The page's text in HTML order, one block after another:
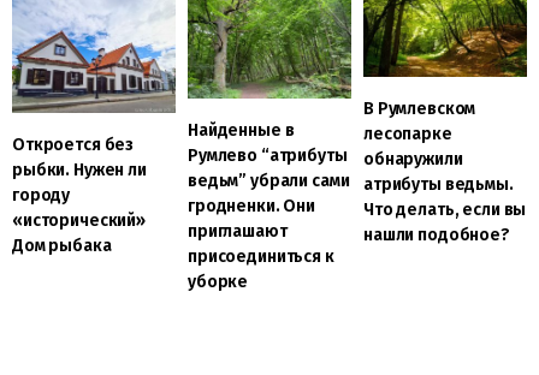
Откроется без
рыбки. Нужен ли
городу
«исторический»
Дом рыбака
Найденные в
Румлево “атрибуты
ведьм” убрали сами
гродненки. Они
приглашают
присоединиться к
уборке
В Румлевском
лесопарке
обнаружили
атрибуты ведьмы.
Что делать, если вы
нашли подобное?